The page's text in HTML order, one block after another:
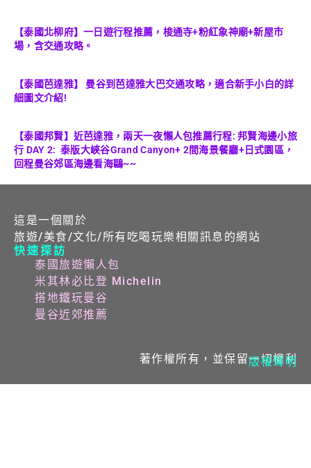
【泰國北柳府】一日遊行程推薦，梭通寺+粉紅象神廟+新屋市
場，含交通攻略。
【泰國芭達雅】 曼谷到芭達雅大巴交通攻略，適合新手小白的詳
細圖文介紹!
【泰國邦賢】近芭達雅，兩天一夜懶人包推薦行程: 邦賢海邊小旅
行 DAY 2: 泰版大峽谷Grand Canyon+ 2間海景餐廳+日式園區，
回程曼谷郊區海邊看海鷗~~
這是一個關於
旅遊/美食/文化/所有吃喝玩樂相關訊息的網站
快速探訪
泰國旅遊懶人包
米其林必比登 Michelin
搭地鐵玩曼谷
曼谷近郊推薦
著作權所有，並保留一切權利
版權聲明